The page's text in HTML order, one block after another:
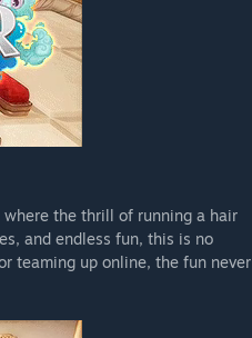
the thrill of running a hair
and endless fun, this is no
teaming up online, the fun never